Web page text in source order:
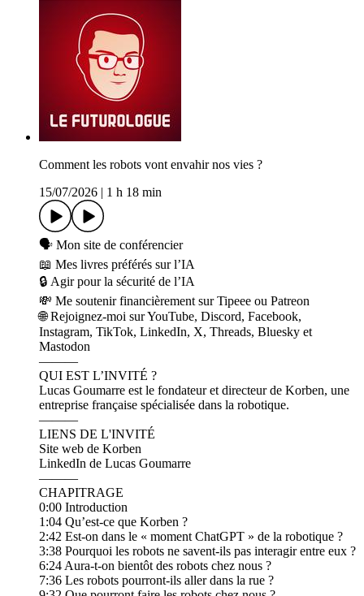
Comment les robots vont envahir nos vies ?
15/07/2026
1 h 18 min
🗣️ ⁠⁠⁠⁠⁠⁠⁠⁠⁠⁠Mon site⁠⁠⁠⁠⁠⁠⁠⁠⁠⁠ de conférencier
📖 ⁠⁠⁠⁠⁠⁠⁠Mes livres préférés sur l’IA⁠⁠⁠⁠⁠⁠⁠
🔒 Agir pour la sécurité de l’IA
💸 Me soutenir financièrement sur Tipeee ou Patreon
🌐 Rejoignez-moi sur YouTube, Discord, Facebook,
Instagram, TikTok, LinkedIn, X, Threads, Bluesky et
Mastodon
———
QUI EST L’INVITÉ ?
Lucas Goumarre est le fondateur et directeur de Korben, une
entreprise française spécialisée dans la robotique.
———
LIENS DE L'INVITÉ
Site web de Korben
LinkedIn de Lucas Goumarre
———
CHAPITRAGE
0:00 Introduction
1:04 Qu’est-ce que Korben ?
2:42 Est-on dans le « moment ChatGPT » de la robotique ?
3:38 Pourquoi les robots ne savent-ils pas interagir entre eux ?
6:24 Aura-t-on bientôt des robots chez nous ?
7:36 Les robots pourront-ils aller dans la rue ?